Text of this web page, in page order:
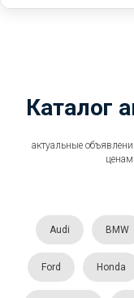
Каталог
актуальные
Audi BMW
Ford Honda